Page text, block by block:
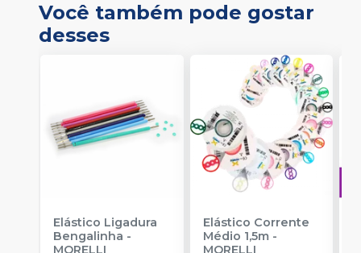
Você também pode gostar
desses
Elástico Ligadura
Bengalinha -
MORELLI
Elástico Corrente
Médio 1,5m-
MORELLI